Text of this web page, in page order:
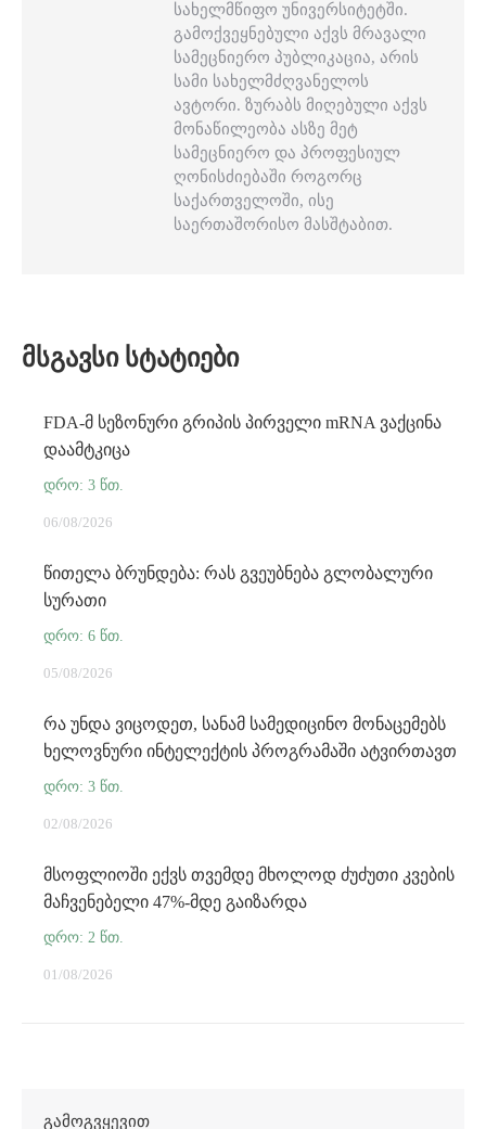
სახელმწიფო უნივერსიტეტში.
გამოქვეყნებული აქვს მრავალი
სამეცნიერო პუბლიკაცია, არის
სამი სახელმძღვანელოს
ავტორი. ზურაბს მიღებული აქვს
მონაწილეობა ასზე მეტ
სამეცნიერო და პროფესიულ
ღონისძიებაში როგორც
საქართველოში, ისე
საერთაშორისო მასშტაბით.
ᲛᲡᲒᲐᲕᲡᲘ ᲡᲢᲐᲢᲘᲔᲑᲘ
FDA-მ სეზონური გრიპის პირველი mRNA ვაქცინა
დაამტკიცა
06/08/2026
წითელა ბრუნდება: რას გვეუბნება გლობალური
სურათი
05/08/2026
რა უნდა ვიცოდეთ, სანამ სამედიცინო მონაცემებს
ხელოვნური ინტელექტის პროგრამაში ატვირთავთ
02/08/2026
მსოფლიოში ექვს თვემდე მხოლოდ ძუძუთი კვების
მაჩვენებელი 47%-მდე გაიზარდა
01/08/2026
ᲒᲐᲛᲝᲒᲕᲧᲔᲕᲘᲗ